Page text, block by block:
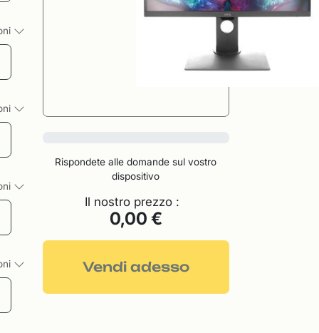
Rispondete alle domande sul vostro
dispositivo
Il nostro prezzo :
0,00 €
Vendi adesso